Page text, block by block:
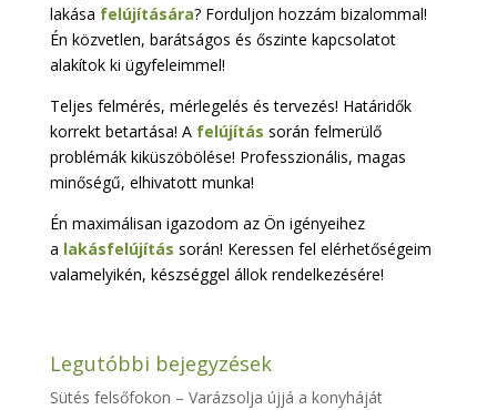
lakása felújítására? Forduljon hozzám bizalommal!
Én közvetlen, barátságos és őszinte kapcsolatot
alakítok ki ügyfeleimmel!
Teljes felmérés, mérlegelés és tervezés! Határidők
korrekt betartása! A felújítás során felmerülő
problémák kiküszöbölése! Professzionális, magas
minőségű, elhivatott munka!
Én maximálisan igazodom az Ön igényeihez
a lakásfelújítás során! Keressen fel elérhetőségeim
valamelyikén, készséggel állok rendelkezésére!
Legutóbbi bejegyzések
Sütés felsőfokon – Varázsolja újjá a konyháját